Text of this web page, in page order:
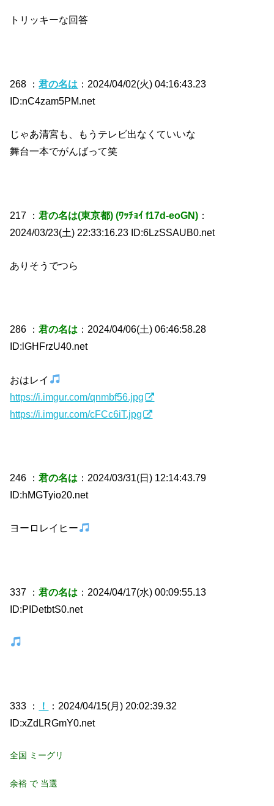
トリッキーな回答
268 ：君の名は ：2024/04/02(火) 04:16:43.23
ID:nC4zam5PM.net
じゃあ清宮も、もうテレビ出なくていいな
舞台一本でがんばって笑
217 ：君の名は(東京都) (ﾜｯﾁｮｲ f17d-eoGN) ：
2024/03/23(土) 22:33:16.23 ID:6LzSSAUB0.net
ありそうでつら
286 ：君の名は ：2024/04/06(土) 06:46:58.28
ID:lGHFrzU40.net
おはレイ
https://i.imgur.com/qnmbf56.jpg
https://i.imgur.com/cFCc6iT.jpg
246 ：君の名は ：2024/03/31(日) 12:14:43.79
ID:hMGTyio20.net
ヨーロレイヒー
337 ：君の名は ：2024/04/17(水) 00:09:55.13
ID:PIDetbtS0.net
333 ： ！
：2024/04/15(月) 20:02:39.32
ID:xZdLRGmY0.net
全国 ミーグリ
余裕 で 当選